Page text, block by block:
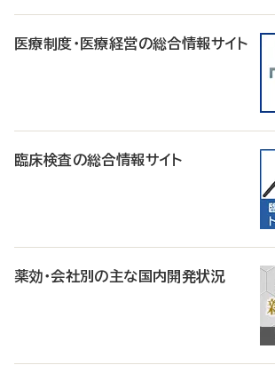
医療制度・医療経営の総合情報サイト
臨床検査の総合情報サイト
薬効・会社別の主な国内開発状況